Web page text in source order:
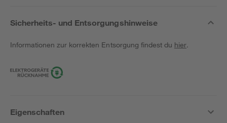
Sicherheits- und Entsorgungshinweise
Informationen zur korrekten Entsorgung findest du hier.
Eigenschaften